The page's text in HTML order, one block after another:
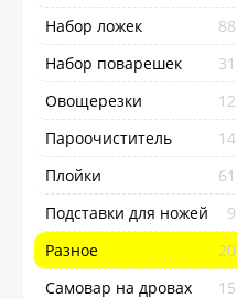
Набор ложек
88
Набор поварешек
31
Овощерезки
12
Пароочиститель
14
Плойки
61
Подставки для ножей
9
Разное
20
Самовар на дровах
15